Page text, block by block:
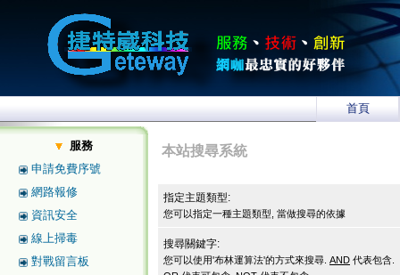
首頁
服務
申請免費序號
網路報修
資訊安全
線上掃毒
對戰留言板
本站搜尋系統
指定主題類型:
您可以指定一種主題類型, 當做搜尋的依據
搜尋關鍵字:
您可以使用'布林運算法'的方式來搜尋. AND 代表包含.